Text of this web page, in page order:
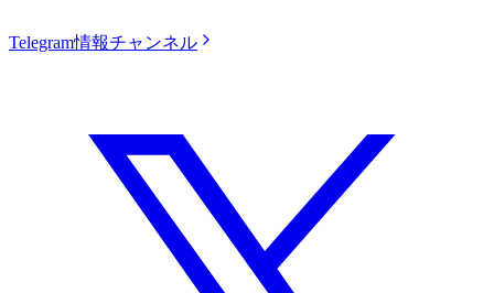
Telegram情報チャンネル